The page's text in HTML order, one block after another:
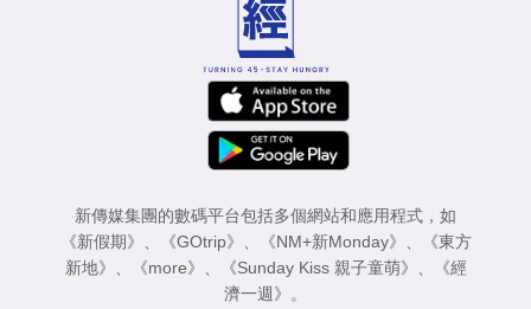
新傳媒集團的數碼平台包括多個網站和應用程式，如
《新假期》
《GOtrip》 《NM+新Monday》
《東方
新地》
《more》 《Sunday Kiss 親子童萌》
《經
濟一週》
。